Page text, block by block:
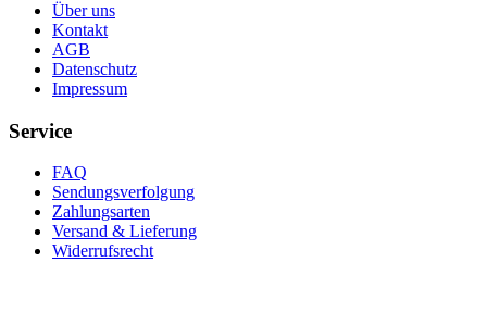
Über uns
Kontakt
AGB
Datenschutz
Impressum
Service
FAQ
Sendungsverfolgung
Zahlungsarten
Versand & Lieferung
Widerrufsrecht